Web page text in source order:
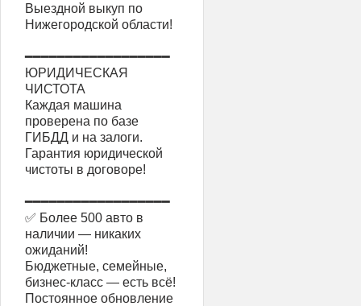
Выездной выкуп по
Нижегородской области!
━━━━━━━━━━━━━━━━━━
ЮРИДИЧЕСКАЯ
ЧИСТОТА
Каждая машина
проверена по базе
ГИБДД и на залоги.
Гарантия юридической
чистоты в договоре!
━━━━━━━━━━━━━━━━━━
✅ Более 500 авто в
наличии — никаких
ожиданий!
Бюджетные, семейные,
бизнес-класс — есть всё!
Постоянное обновление